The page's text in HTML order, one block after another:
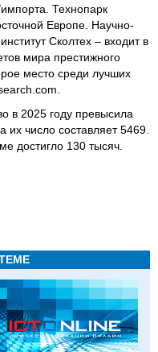
Технопарк
Европе. Научно-
Сколтех – входит в
мира престижного
место среди лучших
в 2025 году превысила
число составляет 5469.
достигло 130 тысяч.